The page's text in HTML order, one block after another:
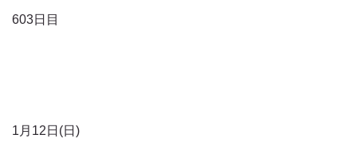
603日目
1月12日(日)